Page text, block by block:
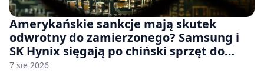
Amerykańskie sankcje mają skutek
odwrotny do zamierzonego? Samsung i
SK Hynix sięgają po chiński sprzęt do
fabryk chipów
7 sie 2026